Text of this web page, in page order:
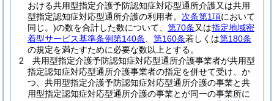
おける共用型指定介護予防認知症対応型通所介護又は共用
型指定認知症対応型通所介護の利用者。 次条第1項において
同じ。)の数を合計した数について、 第70条又は指定地域密
着型サービス基準条例第140条
第160条若しくは第180条
の規定を満たすために必要な数以上とする。
2
共用型指定介護予防認知症対応型通所介護事業者が共用型
指定認知症対応型通所介護事業者の指定を併せて受け、か
つ、共用型指定介護予防認知症対応型通所介護の事業と共
用型指定認知症対応型通所介護の事業とが同一の事業所に